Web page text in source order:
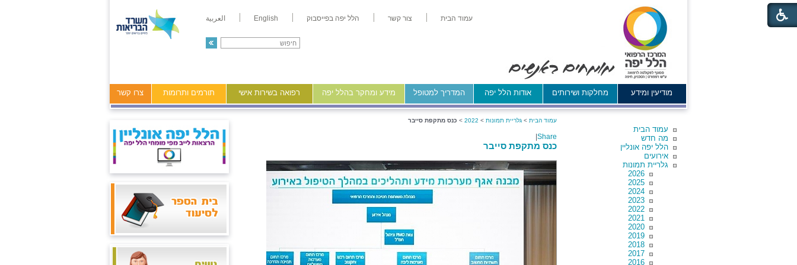
עמוד הבית צור קשר הלל יפה בפייסבוק English العربية
מודיעין ומידע מחלקות ושירותים אודות הלל יפה המדריך למטופל מידע ומחקר בהלל יפה רפואה בשירות אישי תורמים ותרומות צרו קשר
עמוד הבית
מה חדש
הלל יפה אונליין
אירועים
גלריית תמונות
2026
2025
2024
2023
2022
2021
2020
2019
2018
2017
2016
עמוד הבית > גלריית תמונות >
2022
> כנס מתקפת סייבר
Share
כנס מתקפת סייבר